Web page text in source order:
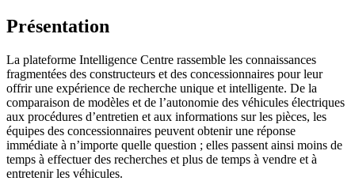
Présentation
La plateforme Intelligence Centre rassemble les connaissances
fragmentées des constructeurs et des concessionnaires pour leur
offrir une expérience de recherche unique et intelligente. De la
comparaison de modèles et de l’autonomie des véhicules électriques
aux procédures d’entretien et aux informations sur les pièces, les
équipes des concessionnaires peuvent obtenir une réponse
immédiate à n’importe quelle question ; elles passent ainsi moins de
temps à effectuer des recherches et plus de temps à vendre et à
entretenir les véhicules.